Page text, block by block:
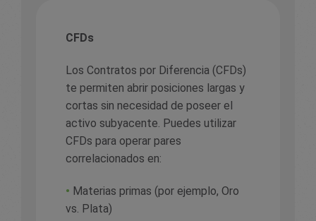
CFDs
Los Contratos por Diferencia (CFDs)
te permiten abrir posiciones largas y
cortas sin necesidad de poseer el
activo subyacente. Puedes utilizar
CFDs para operar pares
correlacionados en:
• Materias primas (por ejemplo, Oro
vs. Plata)